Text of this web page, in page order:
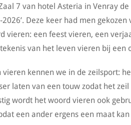
7 van hotel Asteria in Venray de
2026’. Deze keer had men
vieren: een feest vieren, een
van het leven vieren bij een
vieren kennen we in de zeilsport:
laten van een touw zodat het
wordt het woord vieren ook
een ander ergens een maat